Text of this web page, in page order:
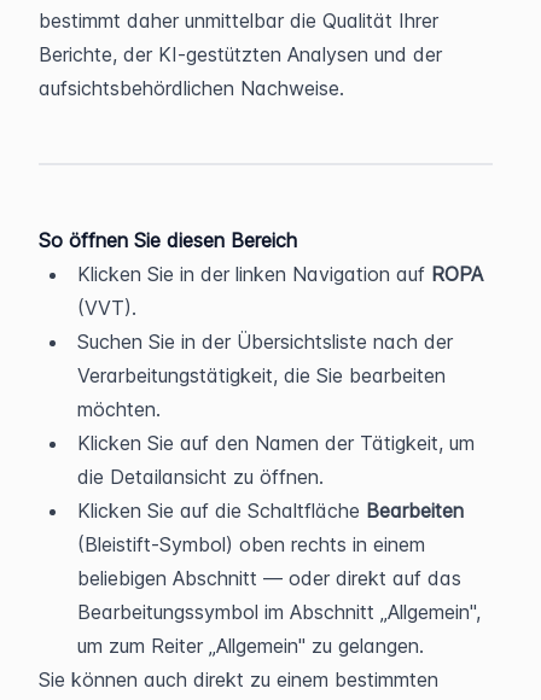
bestimmt daher unmittelbar die Qualität Ihrer
Berichte, der KI-gestützten Analysen und der
aufsichtsbehördlichen Nachweise.
So öffnen Sie diesen Bereich
Klicken Sie in der linken Navigation auf ROPA
(VVT).
Suchen Sie in der Übersichtsliste nach der
Verarbeitungstätigkeit, die Sie bearbeiten
möchten.
Klicken Sie auf den Namen der Tätigkeit, um
die Detailansicht zu öffnen.
Klicken Sie auf die Schaltfläche Bearbeiten
(Bleistift-Symbol) oben rechts in einem
beliebigen Abschnitt — oder direkt auf das
Bearbeitungssymbol im Abschnitt „Allgemein",
um zum Reiter „Allgemein" zu gelangen.
Sie können auch direkt zu einem bestimmten